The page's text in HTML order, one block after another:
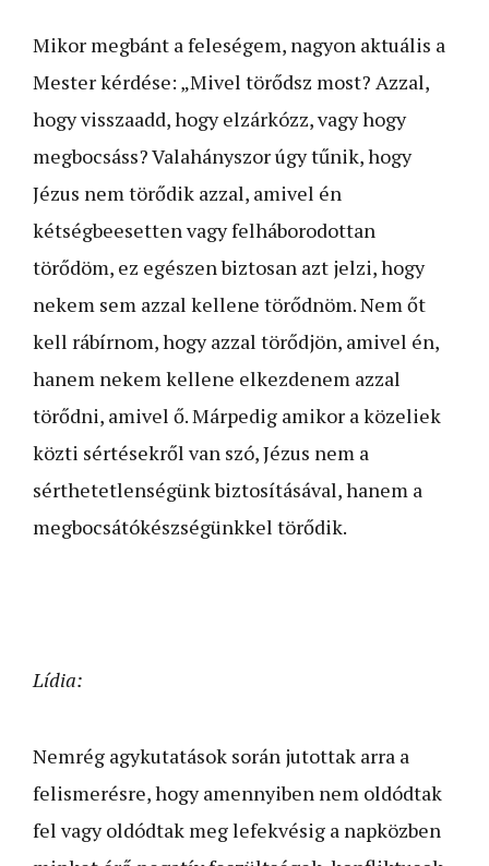
Mikor megbánt a feleségem, nagyon aktuális a
Mester kérdése: „Mivel törődsz most? Azzal,
hogy visszaadd, hogy elzárkózz, vagy hogy
megbocsáss? Valahányszor úgy tűnik, hogy
Jézus nem törődik azzal, amivel én
kétségbeesetten vagy felháborodottan
törődöm, ez egészen biztosan azt jelzi, hogy
nekem sem azzal kellene törődnöm. Nem őt
kell rábírnom, hogy azzal törődjön, amivel én,
hanem nekem kellene elkezdenem azzal
törődni, amivel ő. Márpedig amikor a közeliek
közti sértésekről van szó, Jézus nem a
sérthetetlenségünk biztosításával, hanem a
megbocsátókészségünkkel törődik.
Lídia:
Nemrég agykutatások során jutottak arra a
felismerésre, hogy amennyiben nem oldódtak
fel vagy oldódtak meg lefekvésig a napközben